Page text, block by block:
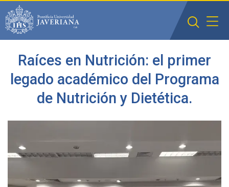
Saltar al contenido principal
Raíces en Nutrición: el primer
legado académico del Programa
de Nutrición y Dietética.